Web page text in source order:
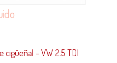
– VW 2.5 TDI